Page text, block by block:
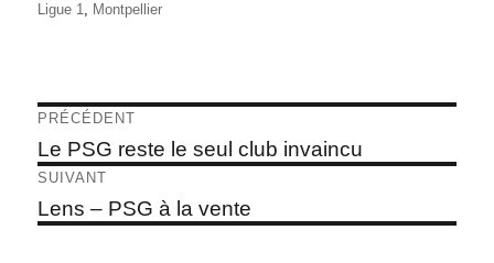
Ligue 1, Montpellier
Navigation
de
l’article
PRÉCÉDENT
Article
précédent :
Le PSG reste le seul club invaincu
SUIVANT
Article
suivant :
Lens – PSG à la vente